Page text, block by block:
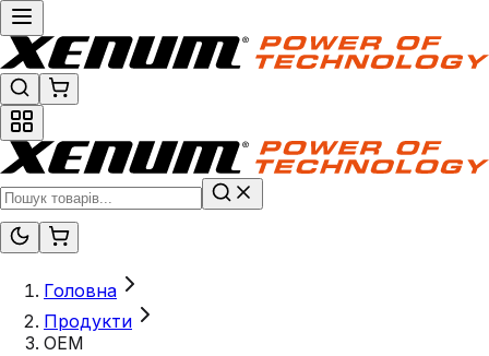
Головна
Продукти
OEM